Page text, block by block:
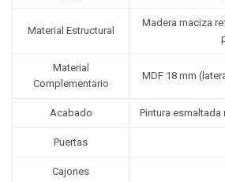
Material Estructural
Madera maciza
Material
Complementario
MDF 18 mm
Acabado Pintura
Puertas
Cajones